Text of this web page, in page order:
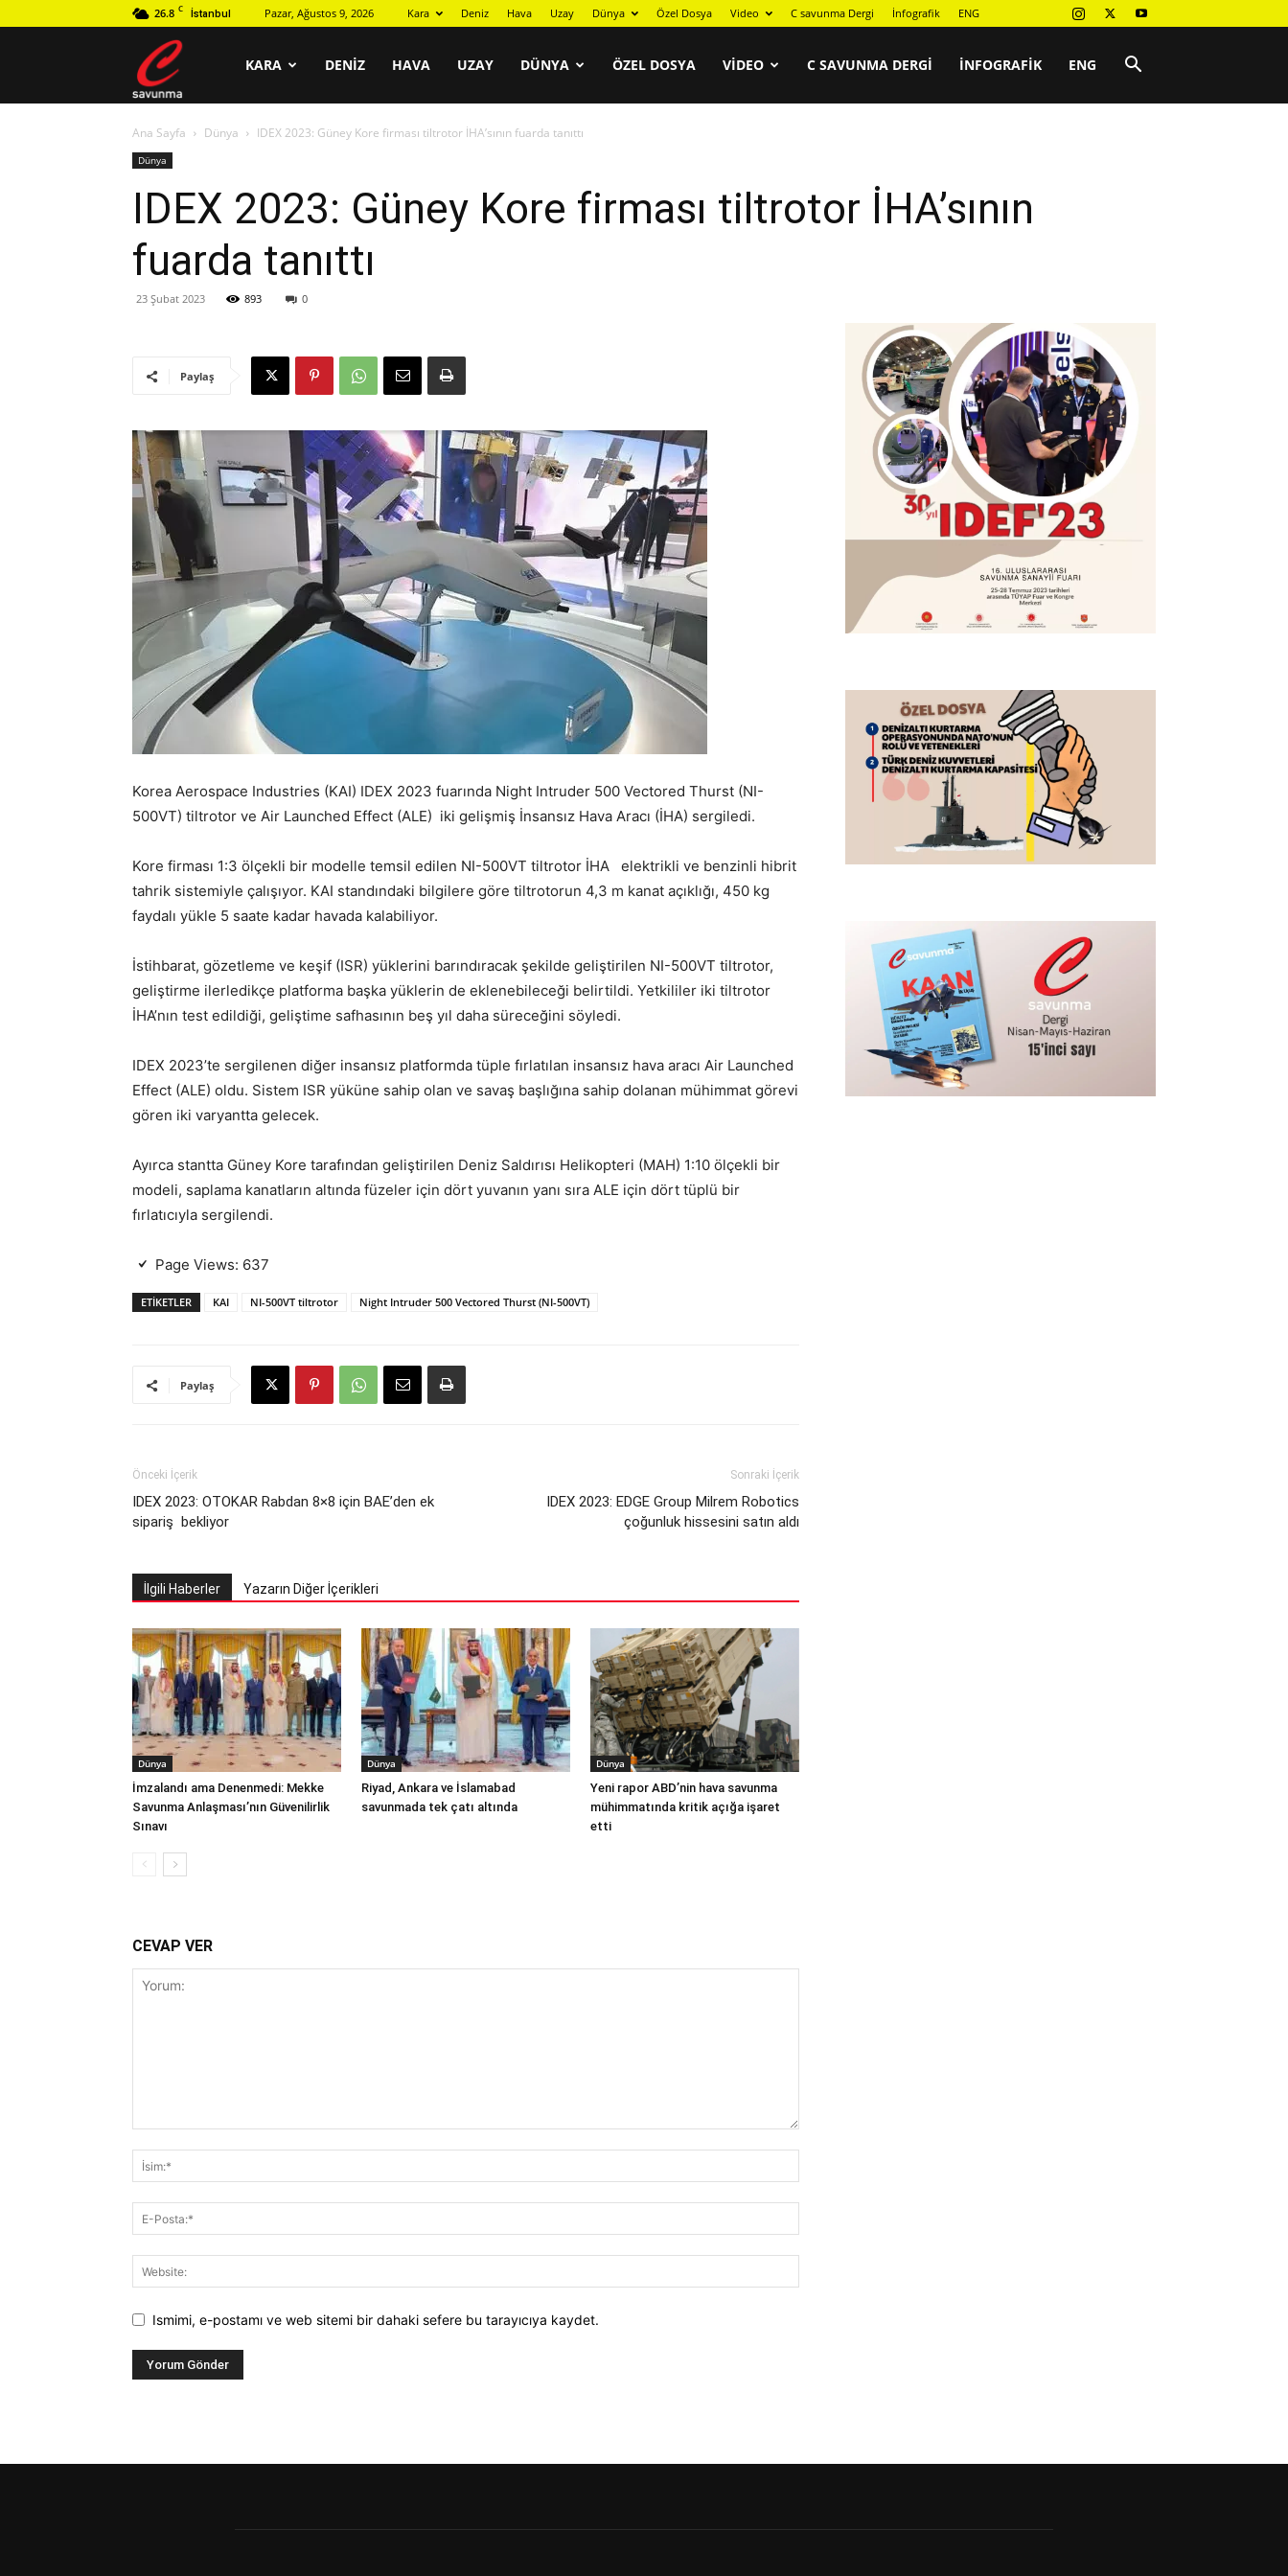
26.8 C İstanbul Pazar, Ağustos 9, 2026 Kara Deniz Hava Uzay Dünya Özel Dosya Video C savunma Dergi İnfografik ENG
savunma
KARA DENIZ HAVA UZAY DÜNYA ÖZEL DOSYA VIDEO C SAVUNMA DERGI İNFOGRAFIK ENG
Ana Sayfa Dünya IDEX 2023: Güney Kore firması tiltrotor İHA’sının fuarda tanıttı
Dünya
IDEX 2023: Güney Kore firması tiltrotor İHA’sının
fuarda tanıttı
23 Şubat 2023 893 0
Paylaş
Korea Aerospace Industries (KAI) IDEX 2023 fuarında Night Intruder 500 Vectored Thurst (NI-
500VT) tiltrotor ve Air Launched Effect (ALE) iki gelişmiş İnsansız Hava Aracı (İHA) sergiledi.
Kore firması 1:3 ölçekli bir modelle temsil edilen NI-500VT tiltrotor İHA elektrikli ve benzinli hibrit
tahrik sistemiyle çalışıyor. KAI standındaki bilgilere göre tiltrotorun 4,3 m kanat açıklığı, 450 kg
faydalı yükle 5 saate kadar havada kalabiliyor.
İstihbarat, gözetleme ve keşif (ISR) yüklerini barındıracak şekilde geliştirilen NI-500VT tiltrotor,
geliştirme ilerledikçe platforma başka yüklerin de eklenebileceği belirtildi. Yetkililer iki tiltrotor
İHA’nın test edildiği, geliştime safhasının beş yıl daha süreceğini söyledi.
IDEX 2023’te sergilenen diğer insansız platformda tüple fırlatılan insansız hava aracı Air Launched
Effect (ALE) oldu. Sistem ISR ​​yüküne sahip olan ve savaş başlığına sahip dolanan mühimmat görevi
gören iki varyantta gelecek.
Ayırca stantta Güney Kore tarafından geliştirilen Deniz Saldırısı Helikopteri (MAH) 1:10 ölçekli bir
modeli, saplama kanatların altında füzeler için dört yuvanın yanı sıra ALE için dört tüplü bir
fırlatıcıyla sergilendi.
Page Views: 637
ETIKETLER KAI NI-500VT tiltrotor Night Intruder 500 Vectored Thurst (NI-500VT)
Paylaş
Önceki İçerik
IDEX 2023: OTOKAR Rabdan 8×8 için BAE’den ek
sipariş bekliyor
Sonraki İçerik
IDEX 2023: EDGE Group Milrem Robotics
çoğunluk hissesini satın aldı
İlgili Haberler Yazarın Diğer İçerikleri
Dünya
İmzalandı ama Denenmedi: Mekke
Savunma Anlaşması’nın Güvenilirlik
Sınavı
Dünya
Riyad, Ankara ve İslamabad
savunmada tek çatı altında
Dünya
Yeni rapor ABD’nin hava savunma
mühimmatında kritik açığa işaret
etti
CEVAP VER
Ismimi, e-postamı ve web sitemi bir dahaki sefere bu tarayıcıya kaydet.